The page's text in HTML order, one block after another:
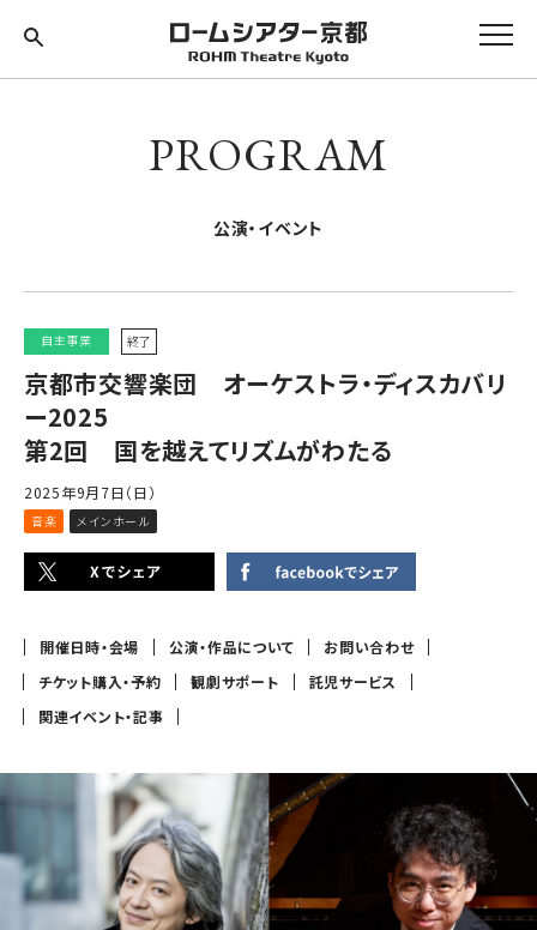
PROGRAM
公演・イベント
自主事業 終了
京都市交響楽団 オーケストラ・ディスカバリ
ー2025
第2回 国を越えてリズムがわたる
2025年9月7日（日）
音楽 メインホール
開催日時・会場 公演・作品について
お問い合わせ
チケット購入・予約
観劇サポート
託児サービス
関連イベント・記事